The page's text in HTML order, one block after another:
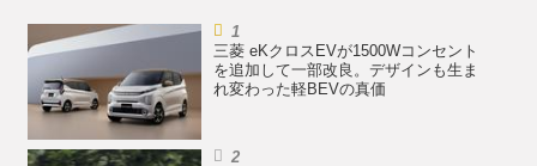
三菱 eKクロスEVが1500Wコンセント
を追加して一部改良。デザインも生ま
れ変わった軽BEVの真価